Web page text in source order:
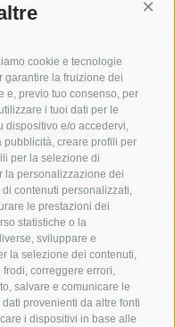
cookie e tecnologie
garantire la fruizione dei
e, previo tuo consenso, per
i tuoi dati per le
e/o accedervi,
creare profili per
per la selezione di
la personalizzazione dei
contenuti personalizzati,
le prestazioni dei
statistiche o la
sviluppare e
la selezione dei contenuti,
correggere errori,
salvare e comunicare le
provenienti da altre fonti
i dispositivi in base alle
arresto
capri
carabinieri
elezioni
costiera
incidente
massa lubrense